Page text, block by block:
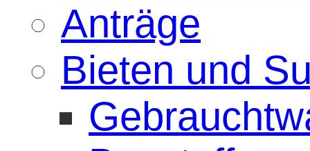
Anträge
Bieten und